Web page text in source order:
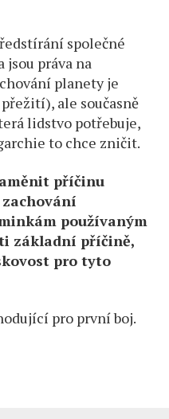
společné
jsou práva na
planety je
ale současně
lidstvo potřebuje,
to chce zničit.
příčinu
používaným
základní příčině,
pro tyto
pro první boj.